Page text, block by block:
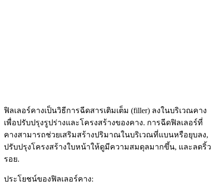
ฟิลเลอร์คางเป็นวิธีการฉีดสารเติมเต็ม (filler) ลงในบริเวณคาง
เพื่อปรับปรุงรูปร่างและโครงสร้างของคาง. การฉีดฟิลเลอร์ที่
คางสามารถช่วยเสริมสร้างปริมาณในบริเวณที่แบนหรือยุบลง,
ปรับปรุงโครงสร้างใบหน้าให้ดูมีความสมดุลมากขึ้น, และลดริ้ว
รอย.
ประโยชน์ของฟิลเลอร์คาง: